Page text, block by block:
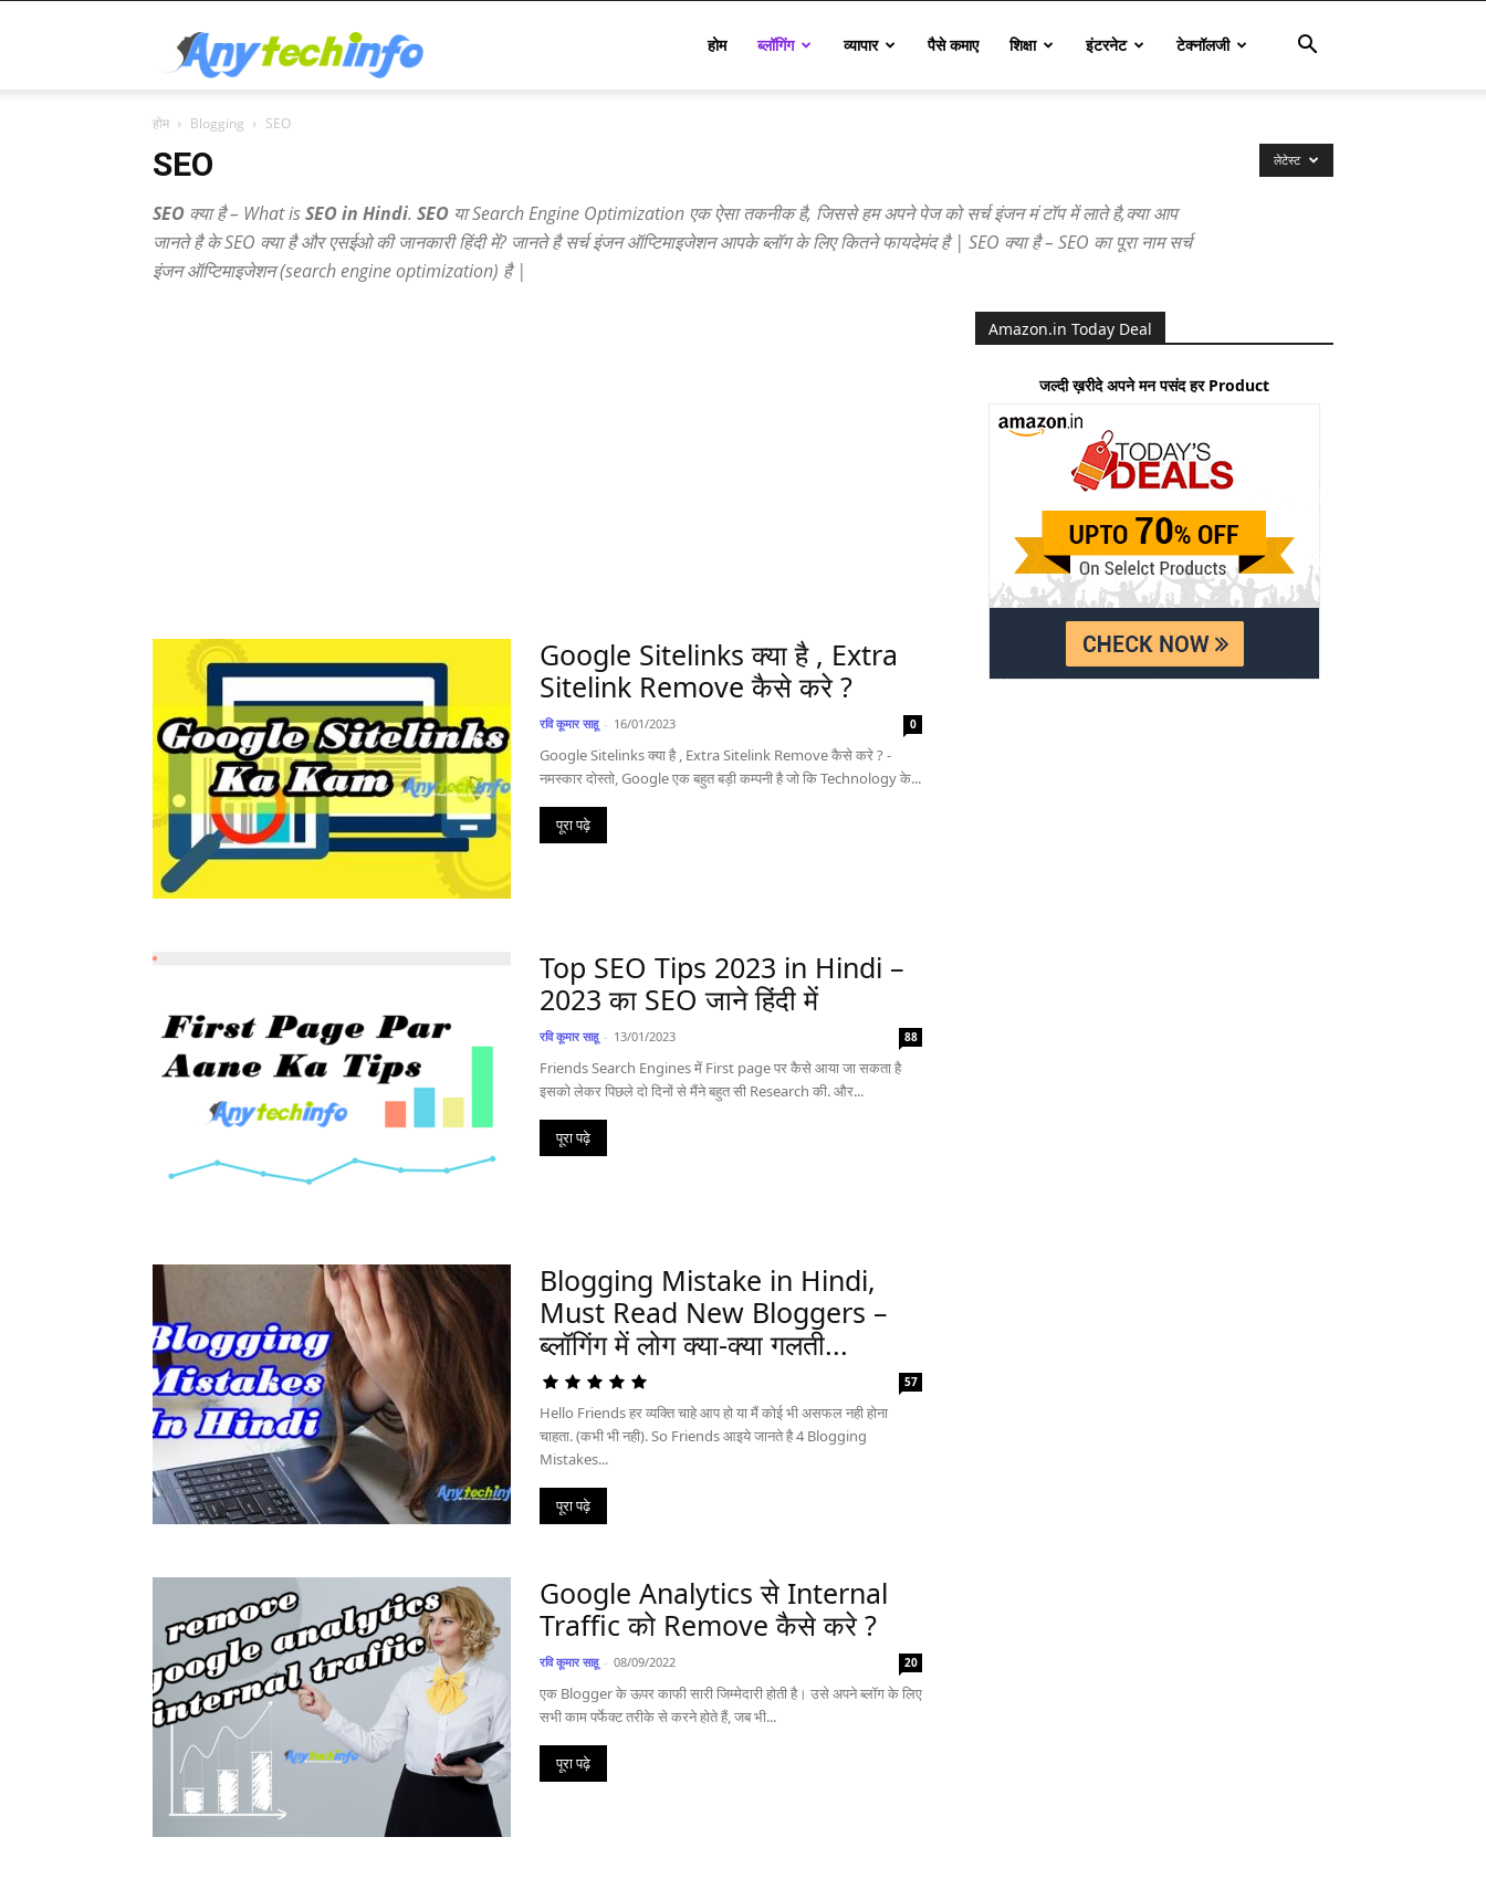
होम ब्लॉगिंग व्यापार पैसे कमाए शिक्षा इंटरनेट टेक्नॉलजी
होम Blogging SEO
SEO
SEO क्या है – What isSEO in Hindi. SEO या Search Engine Optimization एक ऐसा तकनीक है, जिससे हम अपने पेज को सर्च इंजन मं टॉप में लाते है,क्या आप
जानते है केSEO क्या है और एसईओ की जानकारीहिंदीमें? जानते है सर्च इंजन ऑप्टिमाइजेशन आपके ब्लॉग के लिए कितने फायदेमंद है | SEO क्या है – SEO का पूरा नाम सर्च
इंजन ऑप्टिमाइजेशन (search engine optimization) है |
लेटेस्ट
Google Sitelinks क्या है , Extra
Sitelink Remove कैसे करे ?
रवि कूमार साहू - 16/01/2023 0
Google Sitelinks क्या है , Extra Sitelink Remove कैसे करे ? -
नमस्कार दोस्तो, Google एक बहुत बड़ी कम्पनी है जो कि Technology के...
पूरा पढ़े
Top SEO Tips 2023 in Hindi –
2023 का SEO जाने हिंदी में
रवि कूमार साहू - 13/01/2023 88
Friends Search Engines में First page पर कैसे आया जा सकता है
इसको लेकर पिछले दो दिनों से मैंने बहुत सी Research की. और...
पूरा पढ़े
Blogging Mistake in Hindi,
Must Read New Bloggers –
ब्लॉगिंग में लोग क्या-क्या गलती...
57
Hello Friends हर व्यक्ति चाहे आप हो या मैं कोई भी असफल नही होना
चाहता. (कभी भी नही). So Friends आइये जानते है 4 Blogging
Mistakes...
पूरा पढ़े
Google Analytics से Internal
Traffic को Remove कैसे करे ?
रवि कूमार साहू - 08/09/2022 20
एक Blogger के ऊपर काफी सारी जिम्मेदारी होती है। उसे अपने ब्लॉग के लिए
सभी काम पर्फेक्ट तरीके से करने होते हैं, जब भी...
पूरा पढ़े
Amazon.in Today Deal
जल्दी ख़रीदे अपने मन पसंद हर Product